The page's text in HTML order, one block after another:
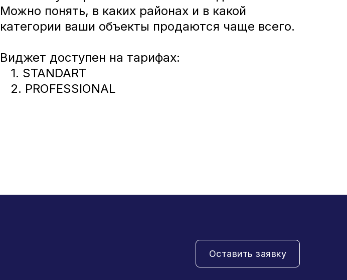
Можно понять, в каких районах и в какой
категории ваши объекты продаются чаще всего.
Виджет доступен на тарифах:
1. STANDART
2. PROFESSIONAL
Оставить заявку